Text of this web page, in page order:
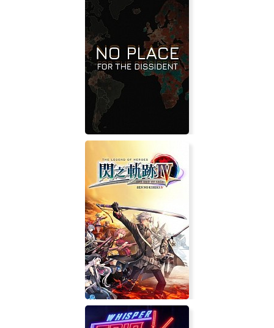
Нечисть: Долина тьмы
No Place for the Dissident